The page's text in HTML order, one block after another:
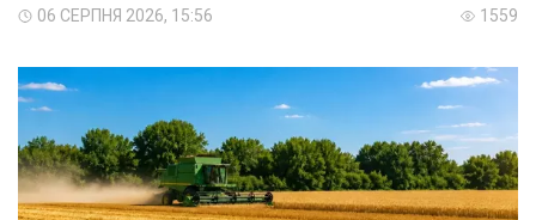
06 СЕРПНЯ 2026, 15:56 1559